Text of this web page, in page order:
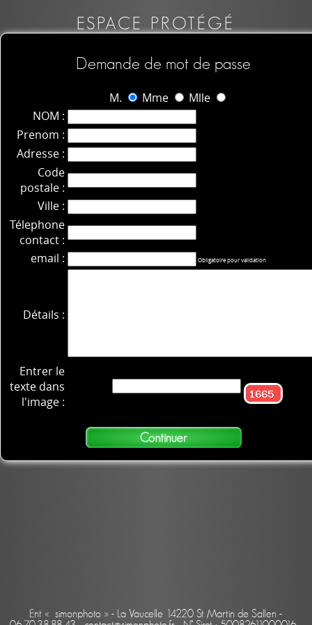
ESPACE PROTÉGÉ
Demande de mot de passe
M. Mme
Mlle
NOM :
Prenom :
Adresse :
Code
postale :
Ville :
Télephone
contact :
email :
Obligatoire pour validation
Détails :
Entrer le
texte dans
l'image :
Ent « simonphoto » - La Vaucelle 14220 St Martin de Sallen -